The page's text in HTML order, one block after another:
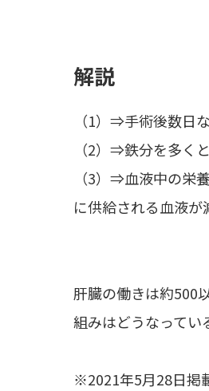
解説
（1）⇒手術後数日
（2）⇒鉄分を多く
（3）⇒血液中の栄
に供給される血液が
肝臓の働きは約500
組みはどうなってい
※2021年5月28日掲